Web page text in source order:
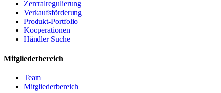
Zentralregulierung
Verkaufsförderung
Produkt-Portfolio
Kooperationen
Händler Suche
Mitgliederbereich
Team
Mitgliederbereich